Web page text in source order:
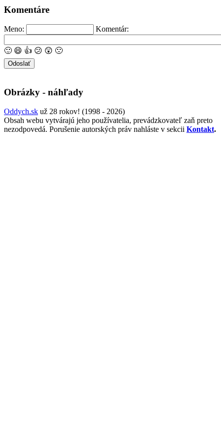
Komentáre
Meno: Komentár:
🙂 😄 👍 😕 😲 🙁
Obrázky - náhľady
Oddych.sk už 28 rokov! (1998 - 2026)
Obsah webu vytvárajú jeho používatelia, prevádzkovateľ zaň preto
nezodpovedá. Porušenie autorských práv nahláste v sekcii Kontakt.